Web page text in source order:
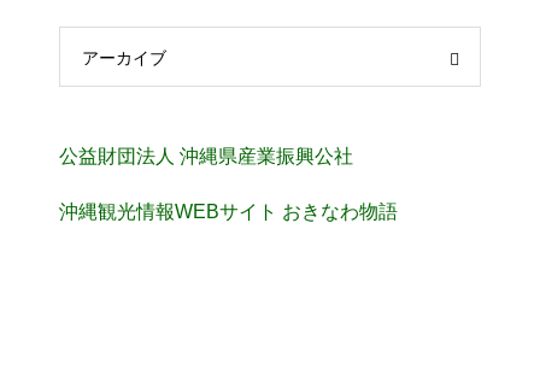
アーカイブ
公益財団法人 沖縄県産業振興公社
沖縄観光情報WEBサイト おきなわ物語